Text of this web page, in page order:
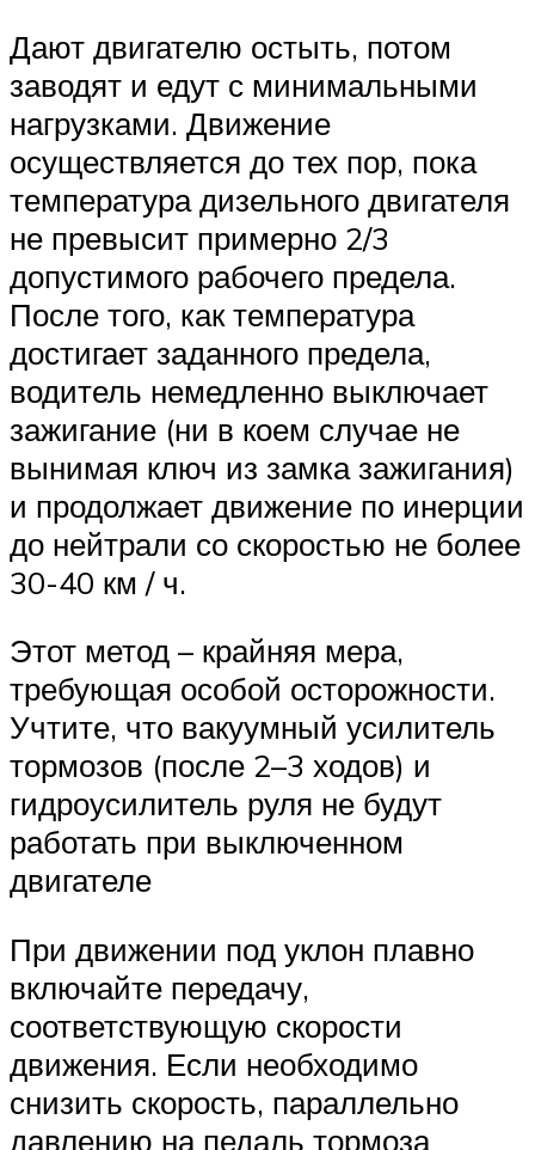
Дают двигателю остыть, потом
заводят и едут с минимальными
нагрузками. Движение
осуществляется до тех пор, пока
температура дизельного двигателя
не превысит примерно 2/3
допустимого рабочего предела.
После того, как температура
достигает заданного предела,
водитель немедленно выключает
зажигание (ни в коем случае не
вынимая ключ из замка зажигания)
и продолжает движение по инерции
до нейтрали со скоростью не более
30-40 км / ч.
Этот метод – крайняя мера,
требующая особой осторожности.
Учтите, что вакуумный усилитель
тормозов (после 2–3 ходов) и
гидроусилитель руля не будут
работать при выключенном
двигателе
При движении под уклон плавно
включайте передачу,
соответствующую скорости
движения. Если необходимо
снизить скорость, параллельно
давлению на педаль тормоза